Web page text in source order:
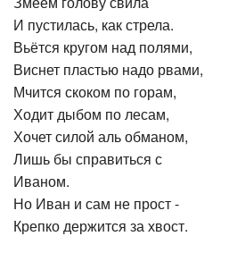
И пустилась, как стрела.
Вьётся кругом над полями,
Виснет пластью надо рвами,
Мчится скоком по горам,
Ходит дыбом по лесам,
Хочет силой аль обманом,
Лишь бы справиться с
Иваном.
Но Иван и сам не прост -
Крепко держится за хвост.